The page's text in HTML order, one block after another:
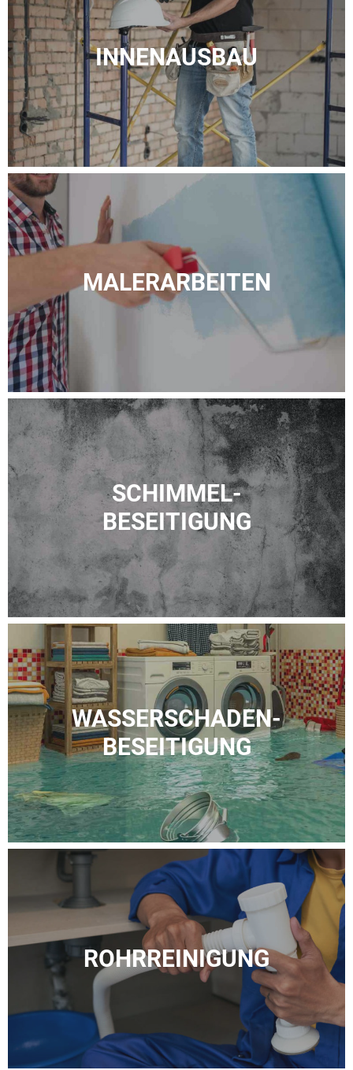
INNENAUSBAU
MALER­ARBEITEN
SCHIMMEL­­-
BESEITIGUNG
WASSER­SCHADEN­
BESEITIGUNG
ROHR­REINIGUNG